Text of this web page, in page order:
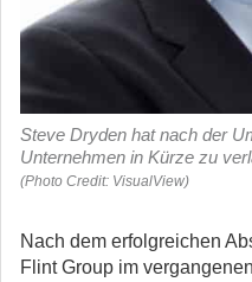
Steve Dryden hat nach der
Unternehmen in Kürze zu
(Photo Credit: VisualView)
Nach dem erfolgreichen
Flint Group im